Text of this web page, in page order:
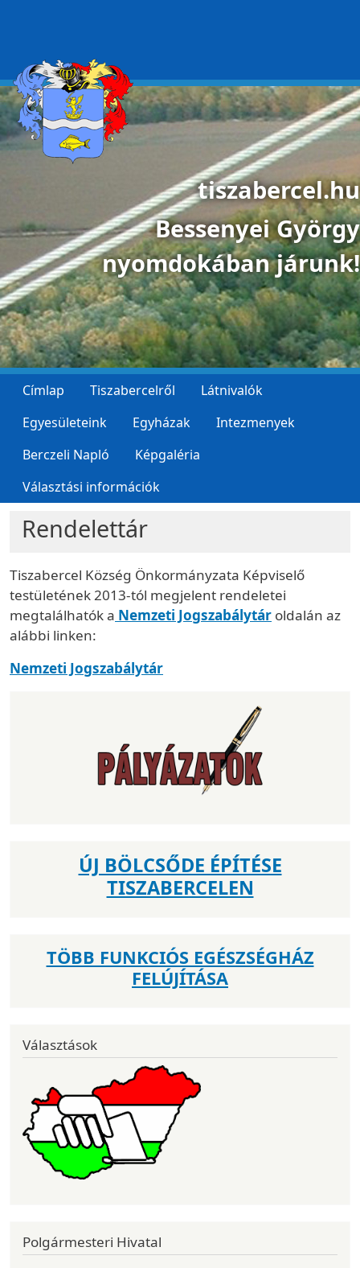
tiszabercel.hu
Bessenyei György
nyomdokában járunk!
Címlap Tiszabercelről
Látnivalók
Egyesületeink
Egyházak
Intezmenyek
Berczeli Napló
Képgaléria
Választási információk
Rendelettár
Tiszabercel Község Önkormányzata Képviselő
testületének 2013-tól megjelent rendeletei
megtalálhatók a Nemzeti Jogszabálytár oldalán az
alábbi linken:
Nemzeti Jogszabálytár
ÚJ BÖLCSŐDE ÉPÍTÉSE
TISZABERCELEN
TÖBB FUNKCIÓS EGÉSZSÉGHÁZ
FELÚJÍTÁSA
Választások
Polgármesteri Hivatal